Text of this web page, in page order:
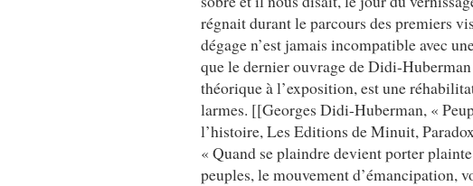
régnait durant le parcours des premiers
dégage n’est jamais incompatible avec
que le dernier ouvrage de Didi-
théorique à l’exposition, est une
larmes. [[Georges Didi-Huberman, «
l’histoire, Les Editions de Minuit,
« Quand se plaindre devient porter
peuples, le mouvement d’émancipation,